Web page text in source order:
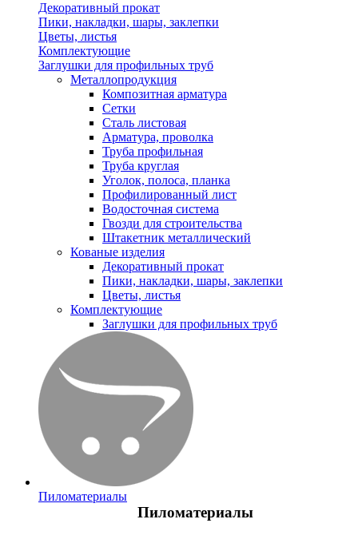
Декоративный прокат
Пики, накладки, шары, заклепки
Цветы, листья
Комплектующие
Заглушки для профильных труб
Металлопродукция
Композитная арматура
Сетки
Сталь листовая
Арматура, проволка
Труба профильная
Труба круглая
Уголок, полоса, планка
Профилированный лист
Водосточная система
Гвозди для строительства
Штакетник металлический
Кованые изделия
Декоративный прокат
Пики, накладки, шары, заклепки
Цветы, листья
Комплектующие
Заглушки для профильных труб
Пиломатериалы
Пиломатериалы